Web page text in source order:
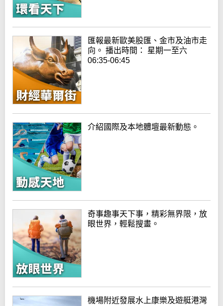
匯報最新歐美股匯、金市及油市走
向。 播出時間： 星期一至六
06:35-06:45
介紹國際及本地體壇最新動態。
奇事趣事天下事，精彩無界限，放
眼世界，輕鬆搜畫。
機場附近發展水上康樂及遊艇港灣